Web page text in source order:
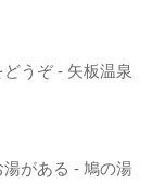
うぞ - 矢板温泉
がある - 鳩の湯